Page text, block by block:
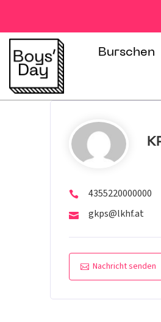
Burschen
4355220000000
gkps@lkhf.at
Nachricht senden